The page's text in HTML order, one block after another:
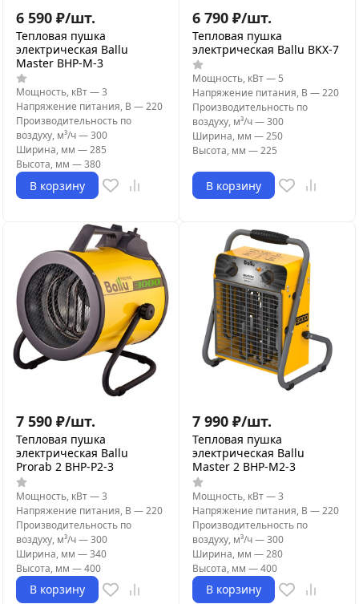
6 590 ₽/шт.
Тепловая пушка
электрическая Ballu
Master BHP-M-3
Мощность, кВт—3
Напряжение питания, В —220
Производительность по
воздуху, м³/ч—300
Ширина, мм —285
Высота, мм —380
В корзину
6 790 ₽/шт.
Тепловая пушка
электрическая Ballu BKX-7
Мощность, кВт— 5
Напряжение питания, В —220
Производительность по
воздуху, м³/ч—300
Ширина, мм —250
Высота, мм —225
В корзину
7 590 ₽/шт.
Тепловая пушка
электрическая Ballu
Prorab 2 BHP-P2-3
Мощность, кВт—3
Напряжение питания, В —220
Производительность по
воздуху, м³/ч—300
Ширина, мм —340
Высота, мм —400
В корзину
7 990 ₽/шт.
Тепловая пушка
электрическая Ballu
Master 2 BHP-M2-3
Мощность, кВт—3
Напряжение питания, В —220
Производительность по
воздуху, м³/ч—300
Ширина, мм —280
Высота, мм —400
В корзину